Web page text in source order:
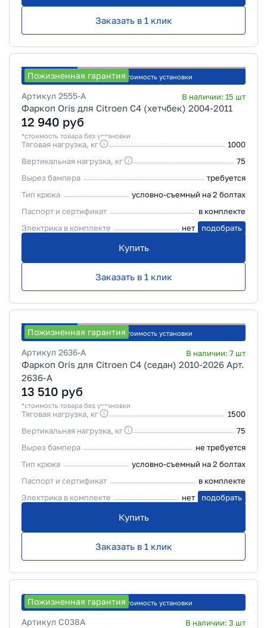
Заказать в 1 клик
Пожизненная гарантияРассчитать стоимость установки
Артикул 2555-A В наличии: 15 шт
Фаркоп Oris для Citroen C4 (хетчбек) 2004-2011
12 940 руб
*стоимость товара без установки
Тяговая нагрузка, кг
1000
Вертикальная нагрузка, кг
75
Вырез бампера
требуется
Тип крюка
условно-съемный на 2 болтах
Паспорт и сертификат
в комплекте
Электрика в комплекте
нет подобрать
Купить
Заказать в 1 клик
Пожизненная гарантияРассчитать стоимость установки
Артикул 2636-A В наличии: 7 шт
Фаркоп Oris для Citroen C4 (седан) 2010-2026 Арт.
2636-A
13 510 руб
*стоимость товара без установки
Тяговая нагрузка, кг
1500
Вертикальная нагрузка, кг
75
Вырез бампера
не требуется
Тип крюка
условно-съемный на 2 болтах
Паспорт и сертификат
в комплекте
Электрика в комплекте
нет подобрать
Купить
Заказать в 1 клик
Пожизненная гарантияРассчитать стоимость установки
Артикул C038A В наличии: 3 шт